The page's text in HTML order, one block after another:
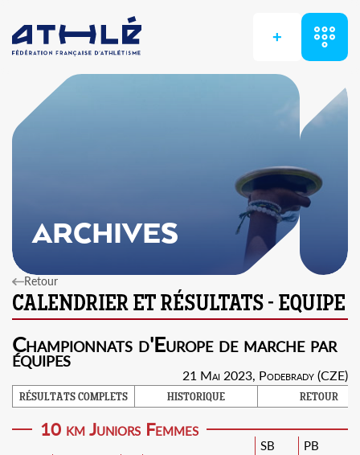
+
ARCHIVES
Retour
Championnats d'Europe de marche par
équipes
21 Mai 2023, Podebrady (CZE)
RÉSULTATS COMPLETS HISTORIQUE RETOUR
10 km Juniors Femmes
SB
PB